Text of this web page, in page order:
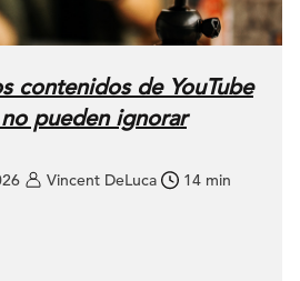
contenidos de YouTube
pueden ignorar
Vincent DeLuca 14 min